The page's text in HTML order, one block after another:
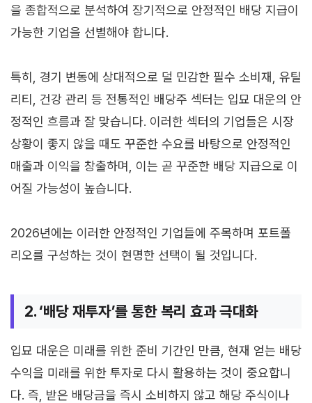
을 종합적으로 분석하여 장기적으로 안정적인 배당 지급이
가능한 기업을 선별해야 합니다.
특히, 경기 변동에 상대적으로 덜 민감한 필수 소비재, 유틸
리티, 건강 관리 등 전통적인 배당주 섹터는 입묘 대운의 안
정적인 흐름과 잘 맞습니다. 이러한 섹터의 기업들은 시장
상황이 좋지 않을 때도 꾸준한 수요를 바탕으로 안정적인
매출과 이익을 창출하며, 이는 곧 꾸준한 배당 지급으로 이
어질 가능성이 높습니다.
2026년에는 이러한 안정적인 기업들에 주목하며 포트폴
리오를 구성하는 것이 현명한 선택이 될 것입니다.
2. ‘배당 재투자’를 통한 복리 효과 극대화
입묘 대운은 미래를 위한 준비 기간인 만큼, 현재 얻는 배당
수익을 미래를 위한 투자로 다시 활용하는 것이 중요합니
다. 즉, 받은 배당금을 즉시 소비하지 않고 해당 주식이나